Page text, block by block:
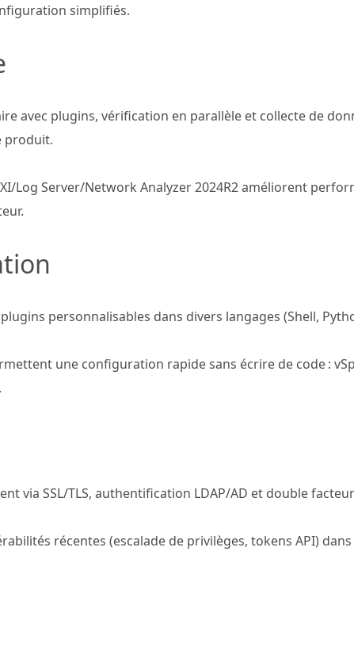
simplifiés.
avec plugins, vérification en parallèle et collecte de
produit.
Log Server/Network Analyzer 2024R2 améliorent
personnalisables dans divers langages (Shell,
une configuration rapide sans écrire de code :
via SSL/TLS, authentification LDAP/AD et double
récentes (escalade de privilèges, tokens API)